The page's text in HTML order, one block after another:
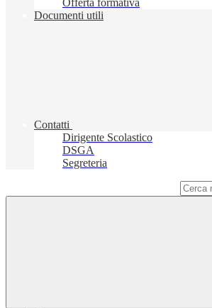
Offerta formativa
Documenti utili
Contatti
Dirigente Scolastico
DSGA
Segreteria